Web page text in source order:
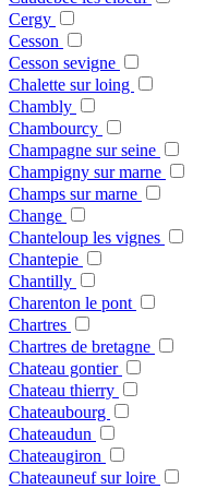
Cergy
Cesson
Cesson sevigne
Chalette sur loing
Chambly
Chambourcy
Champagne sur seine
Champigny sur marne
Champs sur marne
Change
Chanteloup les vignes
Chantepie
Chantilly
Charenton le pont
Chartres
Chartres de bretagne
Chateau gontier
Chateau thierry
Chateaubourg
Chateaudun
Chateaugiron
Chateauneuf sur loire